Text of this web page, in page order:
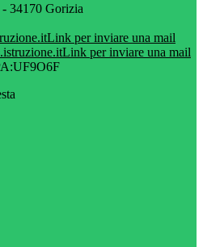
34170 Gorizia
Link per inviare una mail
Link per inviare una mail